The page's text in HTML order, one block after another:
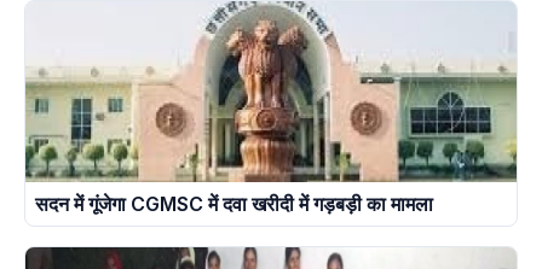
सदन में गूंजेगा CGMSC में दवा खरीदी में गड़बड़ी का मामला